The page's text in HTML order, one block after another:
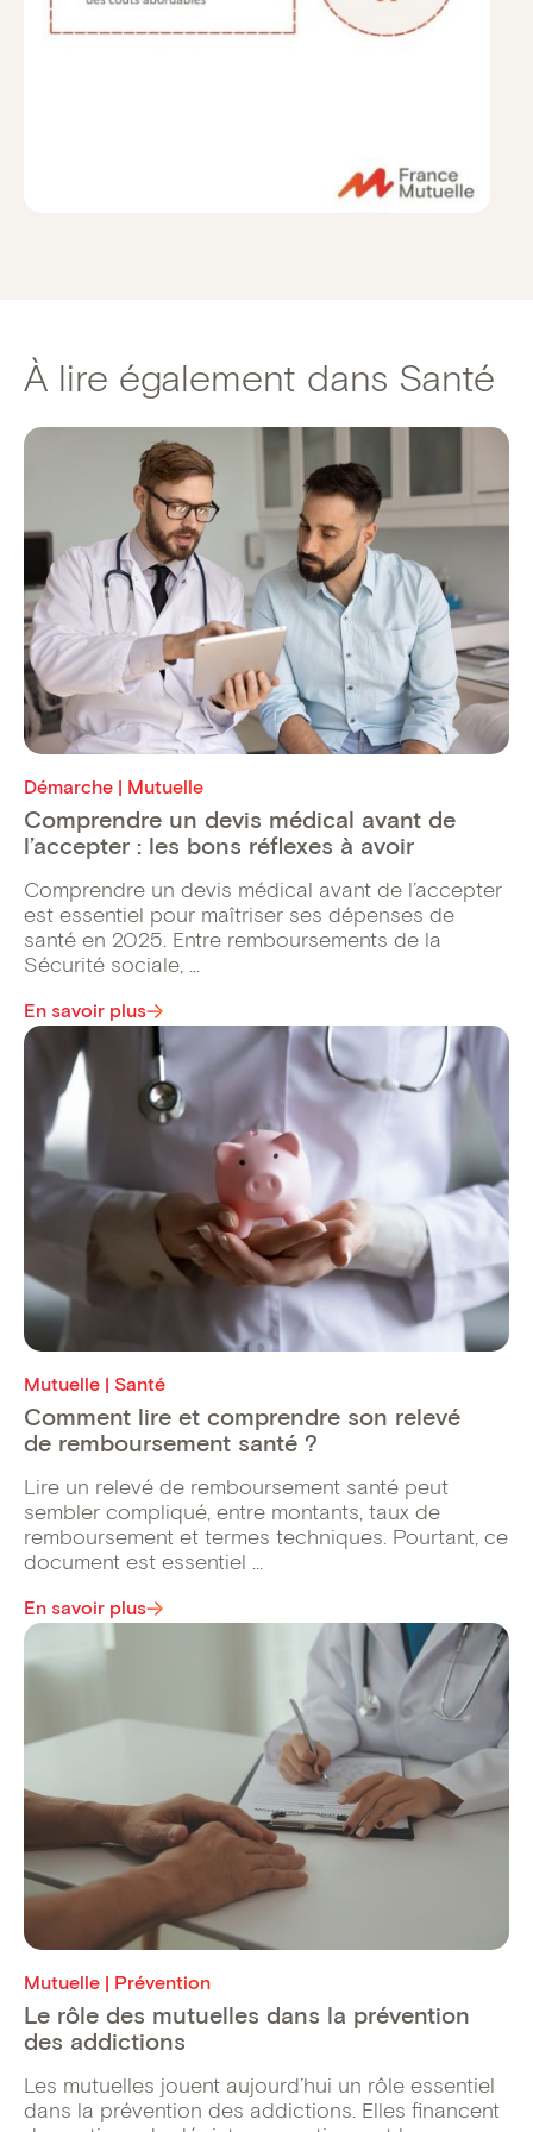
À lire également dans Santé
Démarche | Mutuelle
Comprendre un devis médical avant de
l’accepter : les bons réflexes à avoir
Comprendre un devis médical avant de l’accepter
est essentiel pour maîtriser ses dépenses de
santé en 2025. Entre remboursements de la
Sécurité sociale, ...
En savoir plus
Mutuelle | Santé
Comment lire et comprendre son relevé
de remboursement santé ?
Lire un relevé de remboursement santé peut
sembler compliqué, entre montants, taux de
remboursement et termes techniques. Pourtant, ce
document est essentiel ...
En savoir plus
Mutuelle | Prévention
Le rôle des mutuelles dans la prévention
des addictions
Les mutuelles jouent aujourd’hui un rôle essentiel
dans la prévention des addictions. Elles financent